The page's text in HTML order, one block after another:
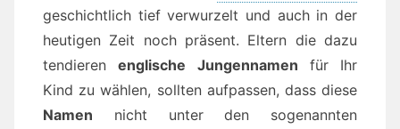
geschichtlich tief verwurzelt und auch in der
heutigen Zeit noch präsent. Eltern die dazu
tendierenenglische Jungennamen für Ihr
Kind zu wählen, sollten aufpassen, dass diese
Namen nicht unter den sogenannten